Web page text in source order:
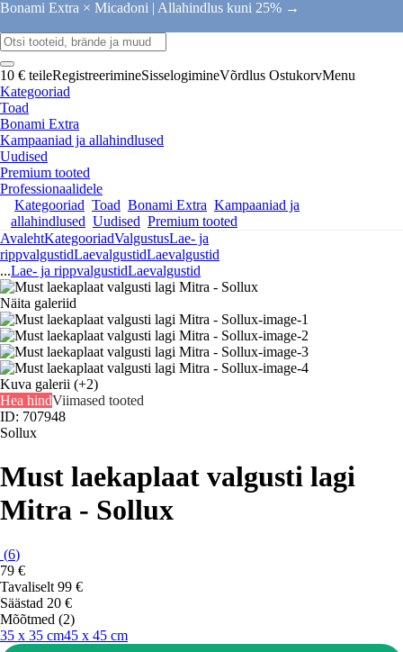
Bonami Extra × Micadoni | Allahindlus kuni 25% →
10 € teileRegistreerimineSisselogimineVõrdlus OstukorvMenu
Kategooriad
Toad
Bonami Extra
Kampaaniad ja allahindlused
Uudised
Premium tooted
Professionaalidele
Kategooriad Toad Bonami Extra Kampaaniad ja
allahindlused Uudised Premium tooted
AvalehtKategooriadValgustusLae- ja
rippvalgustidLaevalgustidLaevalgustid
...Lae- ja rippvalgustidLaevalgustid
Näita galeriid
Kuva galerii (+2)
Hea hindViimased tooted
ID: 707948
Sollux
Must laekaplaat valgusti lagi
Mitra - Sollux
(6)
79 €
Tavaliselt 99 €
Säästad 20 €
Mõõtmed (2)
35 x 35 cm45 x 45 cm